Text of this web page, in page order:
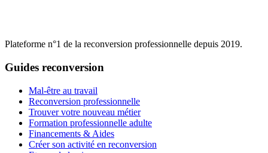
Plateforme n°1 de la reconversion professionnelle depuis 2019.
Guides reconversion
Mal-être au travail
Reconversion professionnelle
Trouver votre nouveau métier
Formation professionnelle adulte
Financements & Aides
Créer son activité en reconversion